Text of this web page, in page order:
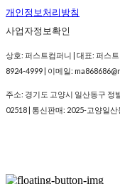
개인정보처리방침
사업자정보확인
상호: 퍼스트컴퍼니 | 대표: 퍼스
8924-4999 | 이메일:
주소: 경기도 고양시 일산동구 정
02518 | 통신판매: 2025-고양일산